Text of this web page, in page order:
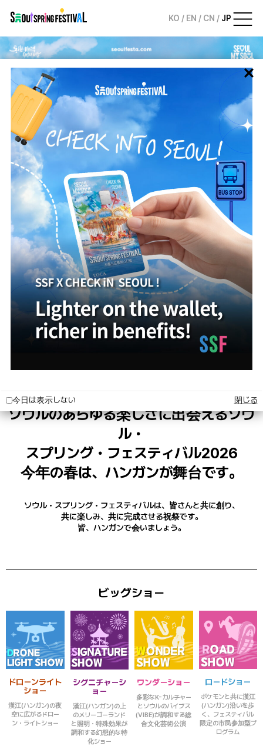
서
울
스
今日は表示しない 閉じる
KO / EN / CN / JP
SEOUL SPRING FESTIVAL ソウル・スプリング・フェスタで会い
K-Cultureの流れが始まった都市、ソウ
ソウルのあらゆる楽しさに出会えるソウ
ル・
スプリング・フェスティバル2026
今年の春は、ハンガンが舞台です。
ソウル・スプリング・フェスティバルは、皆さんと共に創り、
共に楽しみ、共に完成させる祝祭です。
皆、ハンガンで会いましょう。
ビッグショー
ドローンライト
ショー
漢江(ハンガン)の夜
空に広がるドロー
ン・ライトショー
シグニチャーシ
ョー
漢江(ハンガン)の上
のメリーゴーランド
と照明・特殊効果が
調和する幻想的な特
化ショー
ワンダーショー
多彩なK-カルチャー
とソウルのバイブス
(VIBE)が調和する総
合文化芸術公演
ロードショー
ポケモンと共に漢江
(ハンガン)沿いを歩
く、フェスティバル
限定の市民参加型プ
ログラム